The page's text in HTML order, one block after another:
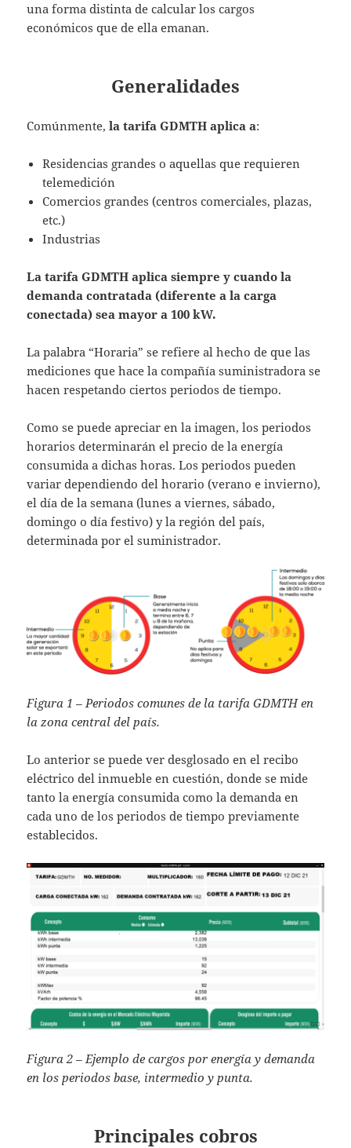
una forma distinta de calcular los cargos
económicos que de ella emanan.
Generalidades
Comúnmente,la tarifa GDMTH aplica a:
Residencias grandes o aquellas que requieren
telemedición
Comercios grandes (centros comerciales, plazas,
etc.)
Industrias
La tarifa GDMTH aplica siempre y cuando la
demanda contratada (diferente a la carga
conectada) sea mayor a 100 kW.
La palabra “Horaria” se refiere al hecho de que las
mediciones que hace la compañía suministradora se
hacen respetando ciertos periodos de tiempo.
Como se puede apreciar en la imagen, los periodos
horarios determinarán el precio de la energía
consumida a dichas horas. Los periodos pueden
variar dependiendo del horario (verano e invierno),
el día de la semana (lunes a viernes, sábado,
domingo o día festivo) y la región del país,
determinada por el suministrador.
Figura 1 – Periodos comunes de la tarifa GDMTH en
la zona central del país.
Lo anterior se puede ver desglosado en el recibo
eléctrico del inmueble en cuestión, donde se mide
tanto la energía consumida como la demanda en
cada uno de los periodos de tiempo previamente
establecidos.
Figura 2 – Ejemplo de cargos por energía y demanda
en los periodos base, intermedio y punta.
Principales cobros